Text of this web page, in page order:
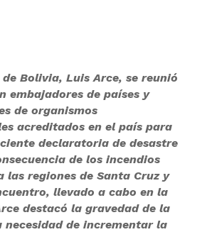
Bolivia, Luis Arce, se reunió
embajadores de países y
de organismos
acreditados en el país para
declaratoria de desastre
de los incendios
las regiones de Santa Cruz y
llevado a cabo en la
destacó la gravedad de la
de incrementar la